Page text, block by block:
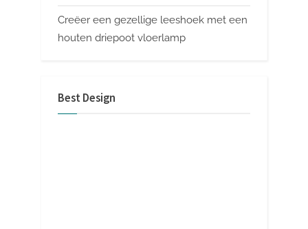
Creëer een gezellige leeshoek met een
houten driepoot vloerlamp
Best Design